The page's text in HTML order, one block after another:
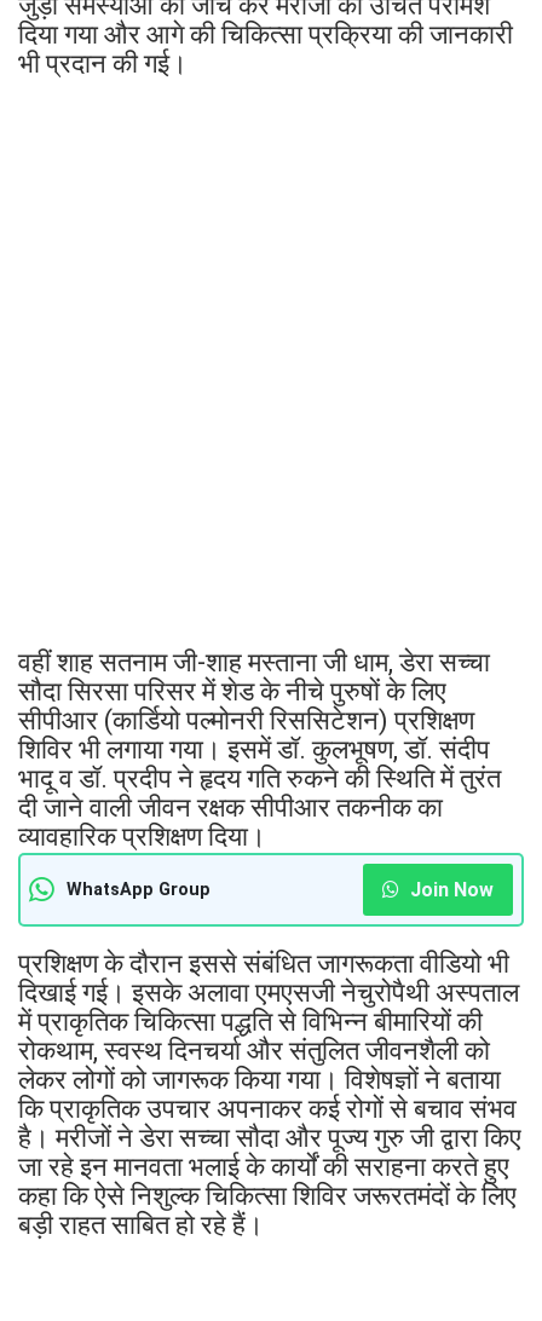
दिया गया और आगे की चिकित्सा प्रक्रिया की जानकारी
भी प्रदान की गई।
वहीं शाह सतनाम जी-शाह मस्ताना जी धाम, डेरा सच्चा
सौदा सिरसा परिसर में शेड के नीचे पुरुषों के लिए
सीपीआर (कार्डियो पल्मोनरी रिससिटेशन) प्रशिक्षण
शिविर भी लगाया गया। इसमें डॉ. कुलभूषण, डॉ. संदीप
भादू व डॉ. प्रदीप ने हृदय गति रुकने की स्थिति में तुरंत
दी जाने वाली जीवन रक्षक सीपीआर तकनीक का
व्यावहारिक प्रशिक्षण दिया।
WhatsApp Group Join Now
प्रशिक्षण के दौरान इससे संबंधित जागरूकता वीडियो भी
दिखाई गई। इसके अलावा एमएसजी नेचुरोपैथी अस्पताल
में प्राकृतिक चिकित्सा पद्धति से विभिन्न बीमारियों की
रोकथाम, स्वस्थ दिनचर्या और संतुलित जीवनशैली को
लेकर लोगों को जागरूक किया गया। विशेषज्ञों ने बताया
कि प्राकृतिक उपचार अपनाकर कई रोगों से बचाव संभव
है। मरीजों ने डेरा सच्चा सौदा और पूज्य गुरु जी द्वारा किए
जा रहे इन मानवता भलाई के कार्यों की सराहना करते हुए
कहा कि ऐसे निशुल्क चिकित्सा शिविर जरूरतमंदों के लिए
बड़ी राहत साबित हो रहे हैं।